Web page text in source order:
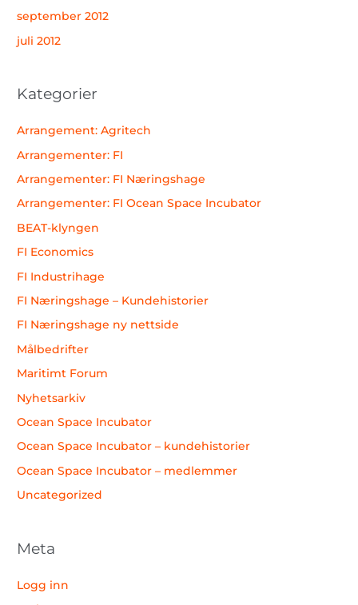
september 2012
juli 2012
Kategorier
Arrangement: Agritech
Arrangementer: FI
Arrangementer: FI Næringshage
Arrangementer: FI Ocean Space Incubator
BEAT-klyngen
FI Economics
FI Industrihage
FI Næringshage – Kundehistorier
FI Næringshage ny nettside
Målbedrifter
Maritimt Forum
Nyhetsarkiv
Ocean Space Incubator
Ocean Space Incubator – kundehistorier
Ocean Space Incubator – medlemmer
Uncategorized
Meta
Logg inn